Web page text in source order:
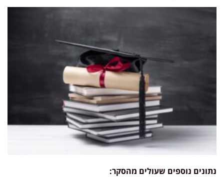
נתונים נוספים שעולים מהסקר: